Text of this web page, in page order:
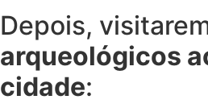
Depois,
arqueológicos
cidade: